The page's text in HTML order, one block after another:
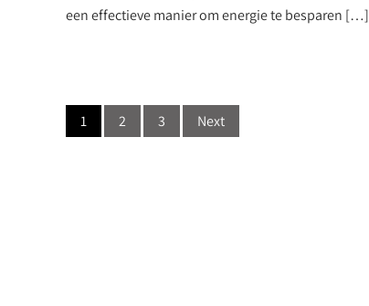
een effectieve manier om energie te besparen […]
Posts
navigation
1 2 3 Next